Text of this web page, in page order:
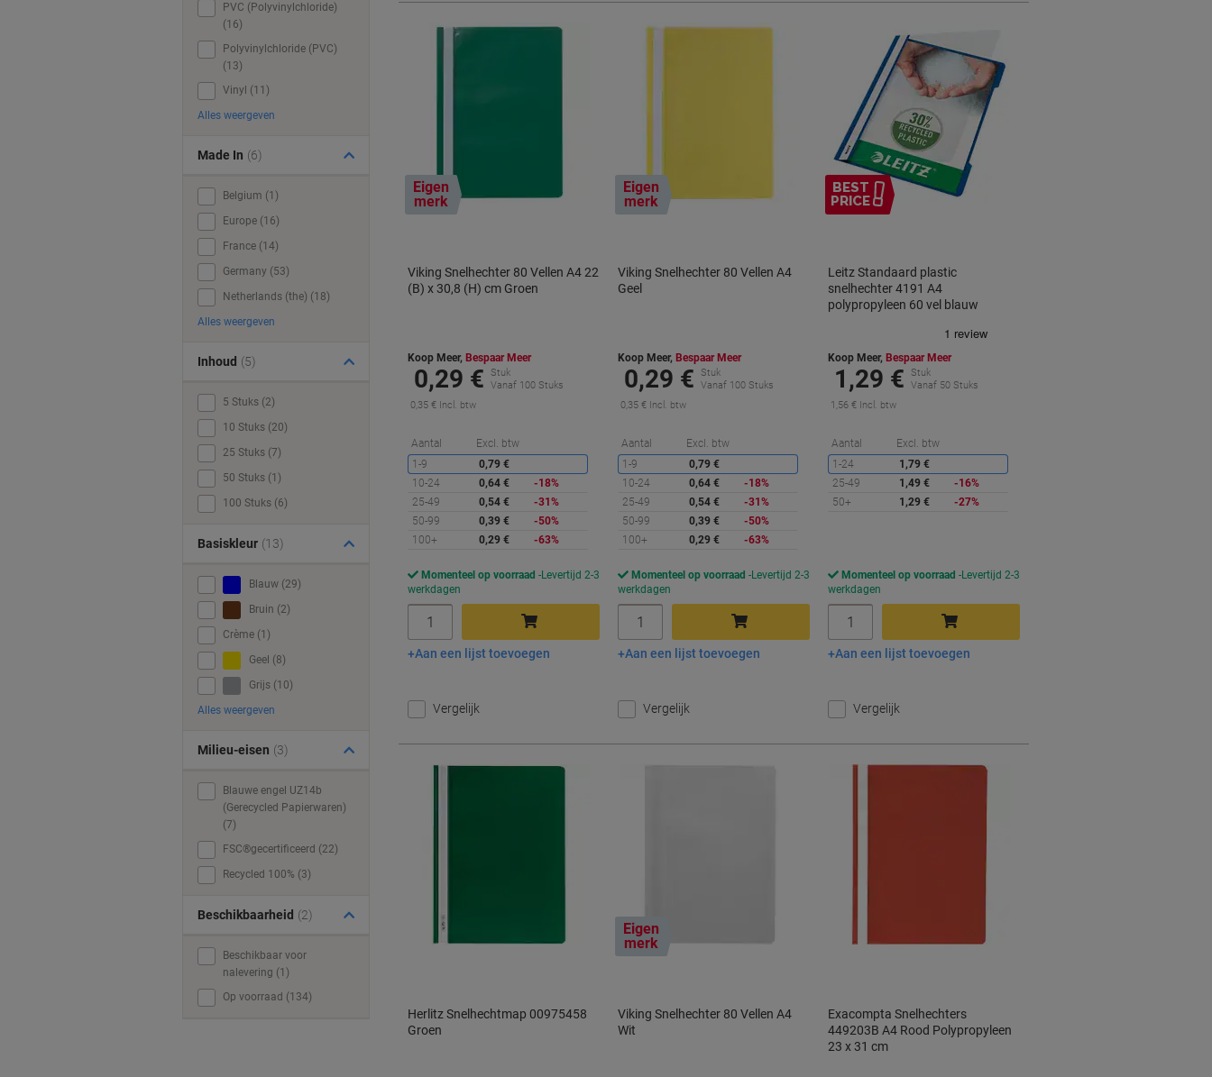
Eigen
merk
Viking Snelhechter 80 Vellen A4 22
(B) x 30,8 (H) cm Groen
Koop Meer, Bespaar Meer
0,29 €
Stuk
Vanaf 100 Stuks
0,35 € Incl. btw
Aantal Excl. btw
Korting
1-9
0,79 €
10-24
0,64 €
-18%
25-49
0,54 €
-31%
50-99
0,39 €
-50%
100+
0,29 € -63%
Momenteel op voorraad
Levertijd 2-3
werkdagen
In winkelwagen
Aan een lijst toevoegen
Vergelijk
Eigen
merk
Viking Snelhechter 80 Vellen A4
Geel
Koop Meer, Bespaar Meer
0,29 €
Stuk
Vanaf 100 Stuks
0,35 € Incl. btw
Aantal Excl. btw
Korting
1-9
0,79 €
10-24
0,64 €
-18%
25-49
0,54 €
-31%
50-99
0,39 €
-50%
100+
0,29 € -63%
Momenteel op voorraad
Levertijd 2-3
werkdagen
In winkelwagen
Aan een lijst toevoegen
Vergelijk
BEST
PRICE
Leitz Standaard plastic
snelhechter 4191 A4
polypropyleen 60 vel blauw
Koop Meer, Bespaar Meer
1,29 €
Stuk
Vanaf 50 Stuks
1,56 € Incl. btw
Aantal Excl. btw
1-24
1,79 €
25-49
1,49 €
-16%
50+
1,29 € -27%
Momenteel op voorraad
Levertijd 2-3
werkdagen
In winkelwagen
Aan een lijst toevoegen
Vergelijk
Herlitz Snelhechtmap 00975458
Groen
Eigen
merk
Viking Snelhechter 80 Vellen A4
Wit
Exacompta Snelhechters
449203B A4 Rood Polypropyleen
23 x 31 cm
PVC (Polyvinylchloride)
(16)
Polyvinylchloride (PVC)
(13)
Vinyl (11)
Alles weergeven
Made In (6)
Belgium (1)
Europe (16)
France (14)
Germany (53)
Netherlands (the) (18)
Alles weergeven
Inhoud (5)
5 Stuks (2)
10 Stuks (20)
25 Stuks (7)
50 Stuks (1)
100 Stuks (6)
Basiskleur (13)
Blauw (29)
Bruin (2)
Crème (1)
Geel (8)
Grijs (10)
Alles weergeven
Milieu-eisen (3)
Blauwe engel UZ14b
(Gerecycled Papierwaren)
(7)
FSC®gecertificeerd (22)
Recycled 100% (3)
Beschikbaarheid (2)
Beschikbaar voor
nalevering (1)
Op voorraad (134)